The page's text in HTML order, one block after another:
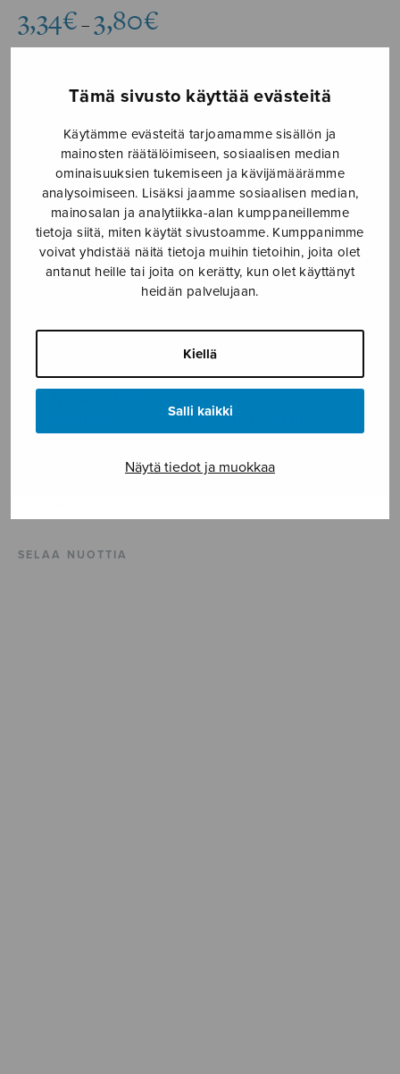
Tämä sivusto käyttää evästeitä
Käytämme evästeitä tarjoamamme sisällön ja
mainosten räätälöimiseen, sosiaalisen median
ominaisuuksien tukemiseen ja kävijämäärämme
analysoimiseen. Lisäksi jaamme sosiaalisen median,
mainosalan ja analytiikka-alan kumppaneillemme
tietoja siitä, miten käytät sivustoamme. Kumppanimme
voivat yhdistää näitä tietoja muihin tietoihin, joita olet
antanut heille tai joita on kerätty, kun olet käyttänyt
heidän palvelujaan.
Kiellä
Salli kaikki
Näytä tiedot ja muokkaa
3,34€ – 3,80€
-
Formaatti
Requiem
(Halme)
määrä
LISÄÄ
OSTOSKORIIN
Tuotetunnus (SKU):S3218
In memoriam Juhani Ahola.
siunauskappelissa 22.5.2026 Freia-kvartetti.
ISMN 979-0-55017-218-0
SELAA NUOTTIA